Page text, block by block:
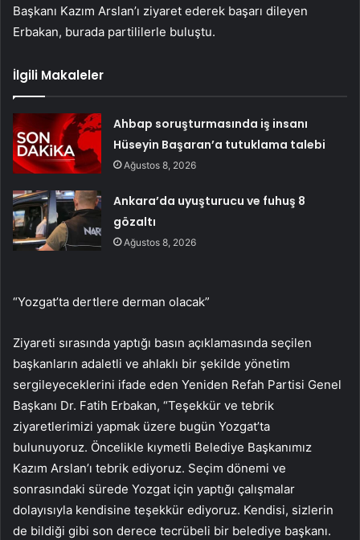
Başkanı Kazım Arslan’ı ziyaret ederek başarı dileyen
Erbakan, burada partililerle buluştu.
İlgili Makaleler
Ahbap soruşturmasında iş insanı
Hüseyin Başaran’a tutuklama talebi
Ağustos 8, 2026
Ankara’da uyuşturucu ve fuhuş 8
gözaltı
Ağustos 8, 2026
“Yozgat’ta dertlere derman olacak”
Ziyareti sırasında yaptığı basın açıklamasında seçilen
başkanların adaletli ve ahlaklı bir şekilde yönetim
sergileyeceklerini ifade eden Yeniden Refah Partisi Genel
Başkanı Dr. Fatih Erbakan, “Teşekkür ve tebrik
ziyaretlerimizi yapmak üzere bugün Yozgat’ta
bulunuyoruz. Öncelikle kıymetli Belediye Başkanımız
Kazım Arslan’ı tebrik ediyoruz. Seçim dönemi ve
sonrasındaki sürede Yozgat için yaptığı çalışmalar
dolayısıyla kendisine teşekkür ediyoruz. Kendisi, sizlerin
de bildiği gibi son derece tecrübeli bir belediye başkanı.